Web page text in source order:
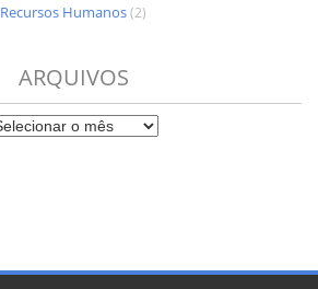
Recursos Humanos(2)
ARQUIVOS